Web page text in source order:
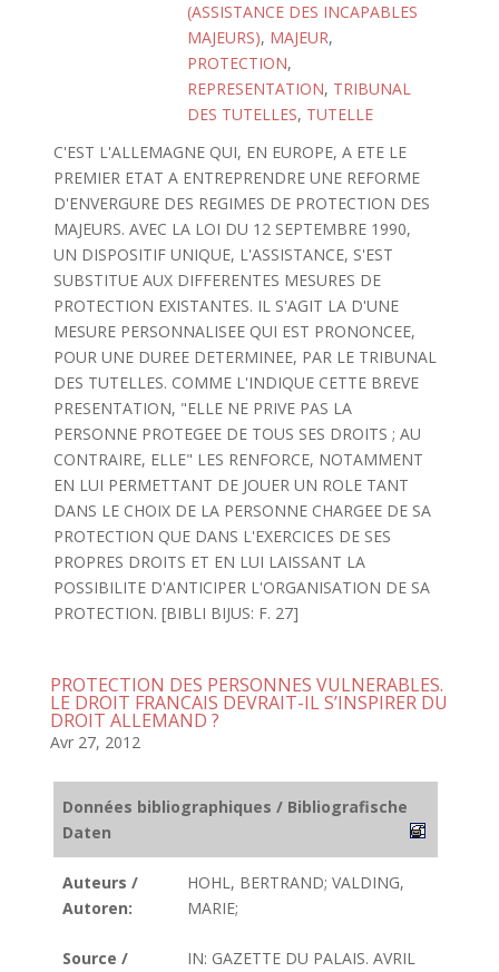
(ASSISTANCE DES INCAPABLES
MAJEURS), MAJEUR,
PROTECTION,
REPRESENTATION, TRIBUNAL
DES TUTELLES, TUTELLE
C'EST L'ALLEMAGNE QUI, EN EUROPE, A ETE LE
PREMIER ETAT A ENTREPRENDRE UNE REFORME
D'ENVERGURE DES REGIMES DE PROTECTION DES
MAJEURS. AVEC LA LOI DU 12 SEPTEMBRE 1990,
UN DISPOSITIF UNIQUE, L'ASSISTANCE, S'EST
SUBSTITUE AUX DIFFERENTES MESURES DE
PROTECTION EXISTANTES. IL S'AGIT LA D'UNE
MESURE PERSONNALISEE QUI EST PRONONCEE,
POUR UNE DUREE DETERMINEE, PAR LE TRIBUNAL
DES TUTELLES. COMME L'INDIQUE CETTE BREVE
PRESENTATION, "ELLE NE PRIVE PAS LA
PERSONNE PROTEGEE DE TOUS SES DROITS ; AU
CONTRAIRE, ELLE" LES RENFORCE, NOTAMMENT
EN LUI PERMETTANT DE JOUER UN ROLE TANT
DANS LE CHOIX DE LA PERSONNE CHARGEE DE SA
PROTECTION QUE DANS L'EXERCICES DE SES
PROPRES DROITS ET EN LUI LAISSANT LA
POSSIBILITE D'ANTICIPER L'ORGANISATION DE SA
PROTECTION. [BIBLI BIJUS: F. 27]
PROTECTION DES PERSONNES VULNERABLES.
LE DROIT FRANCAIS DEVRAIT-IL S’INSPIRER DU
DROIT ALLEMAND ?
Avr 27, 2012
Données bibliographiques / Bibliografische
Daten
Auteurs /
Autoren:
HOHL, BERTRAND; VALDING,
MARIE;
Source /
IN: GAZETTE DU PALAIS. AVRIL